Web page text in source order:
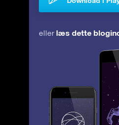
eller læs dette